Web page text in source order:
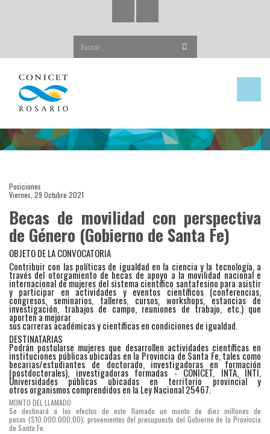
Posiciones
Viernes, 29 Octubre 2021
Becas de movilidad con perspectiva
de Género (Gobierno de Santa Fe)
OBJETO DE LA CONVOCATORIA
Contribuir con las políticas de igualdad en la ciencia y la tecnología, a
través del otorgamiento de becas de apoyo a la movilidad nacional e
internacional de mujeres del sistema científico santafesino para asistir
y participar en actividades y eventos científicos (conferencias,
congresos, seminarios, talleres, cursos, workshops, estancias de
investigación, trabajos de campo, reuniones de trabajo, etc.) que
aporten a mejorar
sus carreras académicas y científicas en condiciones de igualdad.
DESTINATARIAS
Podrán postularse mujeres que desarrollen actividades científicas en
instituciones públicas ubicadas en la Provincia de Santa Fe, tales como
becarias/estudiantes de doctorado, investigadoras en formación
(postdoctorales), investigadoras formadas - CONICET, INTA, INTI,
Universidades públicas ubicadas en territorio provincial y
otros organismos comprendidos en la Ley Nacional 25467.
MONTO DEL LLAMADO
Se destinará a los efectos de este llamado un monto de diez millones de
pesos ($10.000.000,00); provenientes del presupuesto del Gobierno de la Provincia
de Santa Fe.